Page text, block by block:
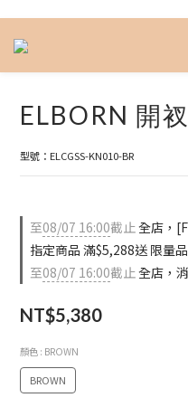
ELBORN 開
型號：ELCGSS-KN010-BR
至08/07 16:00截止全店，
指定商品 滿$5,288送 限量
至08/07 16:00截止全店，
NT$5,380
顏色 : BROWN
BROWN